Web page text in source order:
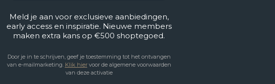
Meld je aan voor exclusieve aanbiedingen,
early access en inspiratie. Nieuwe members
maken extra kans op €500 shoptegoed.
Door je in te schrijven, geef je toestemming tot het ontvangen
van e-mailmarketing. Klik hiervoor de algemene voorwaarden
van deze activatie